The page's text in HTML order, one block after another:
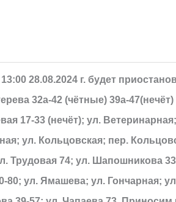
28.08.2024 г. будет
32а-42 (чётные) 39а-
17-33 (нечёт); ул.
ул. Кольцовская; пер.
Трудовая 74; ул. Шапошникова
80; ул. Ямашева; ул. Гончарная;